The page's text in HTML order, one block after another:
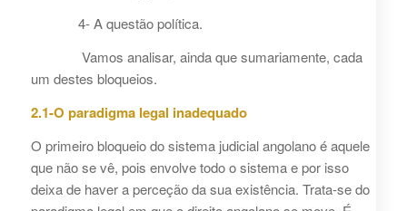
4- A questão política.
Vamos analisar, ainda que sumariamente, cada
um destes bloqueios.
2.1-O paradigma legal inadequado
O primeiro bloqueio do sistema judicial angolano é aquele
que não se vê, pois envolve todo o sistema e por isso
deixa de haver a perceção da sua existência. Trata-se do